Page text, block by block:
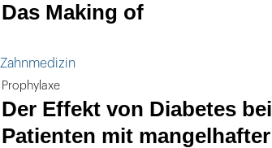
Das Making of
Zahnmedizin
Prophylaxe
Der Effekt von Diabetes bei
Patienten mit mangelhafter